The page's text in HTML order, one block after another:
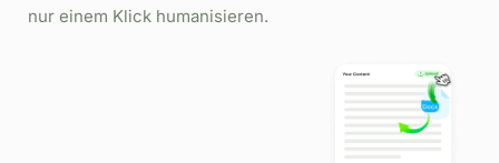
nur einem Klick humanisieren.